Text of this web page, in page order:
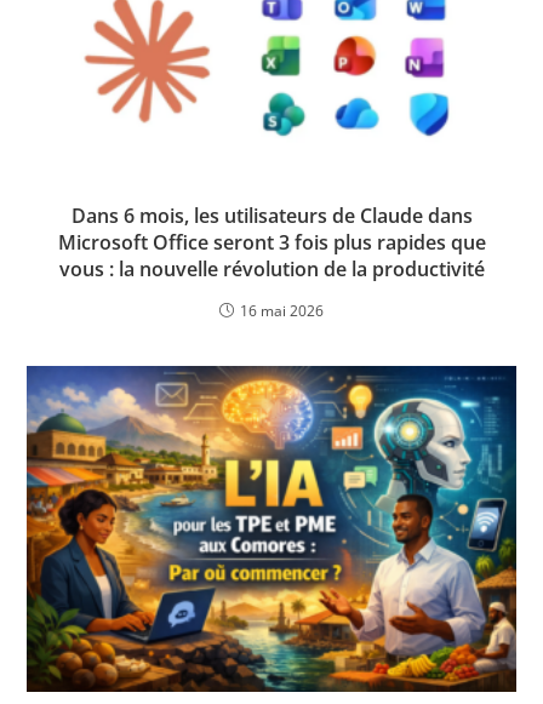
Dans 6 mois, les utilisateurs de Claude dans
Microsoft Office seront 3 fois plus rapides que
vous : la nouvelle révolution de la productivité
16 mai 2026